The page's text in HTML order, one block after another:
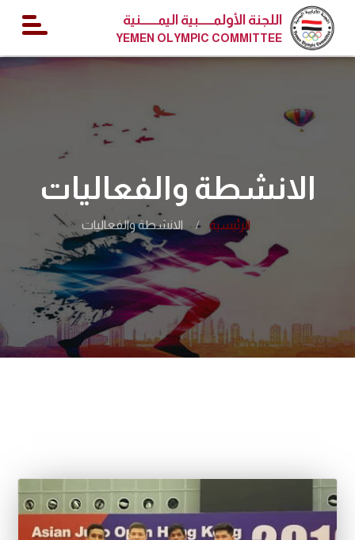
اللجنة الأولمــــــبية اليمـــــــنية
YEMEN OLYMPIC COMMITTEE
الانشطة والفعاليات
الرئيسية الانشطة والفعاليات